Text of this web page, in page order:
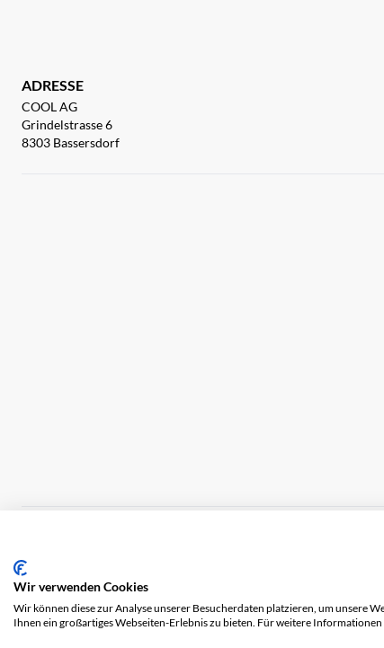
ADRESSE
COOL AG
Grindelstrasse 6
8303 Bassersdorf
© 2026 COOL AG. Alle Rechte vorbehalten.
Wir verwenden Cookies
Wir können diese zur Analyse unserer Besucherdaten platzieren, um unsere
Ihnen ein großartiges Webseiten-Erlebnis zu bieten. Für weitere